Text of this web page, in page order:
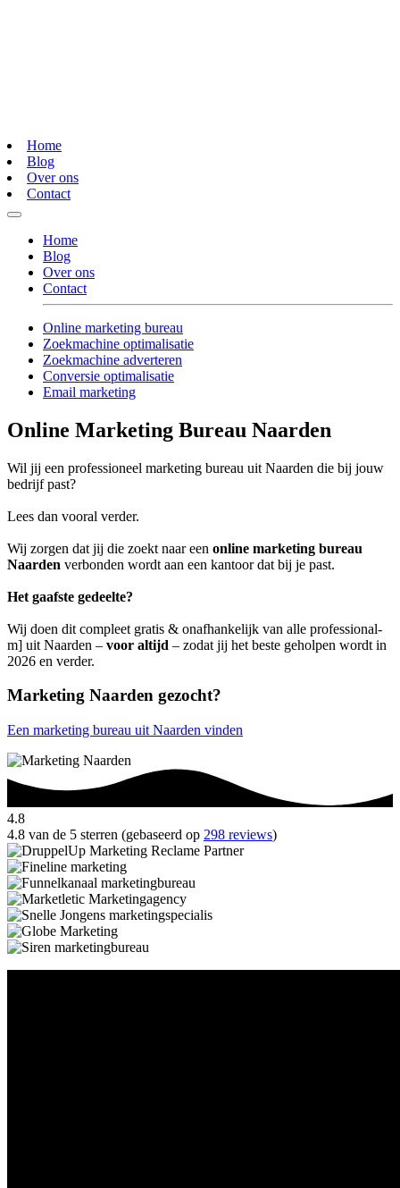
Home
Blog
Over ons
Contact
Home
Blog
Over ons
Contact
Online marketing bureau
Zoekmachine optimalisatie
Zoekmachine adverteren
Conversie optimalisatie
Email marketing
Online Marketing Bureau Naarden
Wil jij een professioneel marketing bureau uit Naarden die bij jouw
bedrijf past?
Lees dan vooral verder.
Wij zorgen dat jij die zoekt naar een online marketing bureau
Naarden verbonden wordt aan een kantoor dat bij je past.
Het gaafste gedeelte?
Wij doen dit compleet gratis & onafhankelijk van alle professional-
m] uit Naarden – voor altijd – zodat jij het beste geholpen wordt in
2026 en verder.
Marketing Naarden gezocht?
Een marketing bureau uit Naarden vinden
4.8
4.8 van de 5 sterren (gebaseerd op 298 reviews)